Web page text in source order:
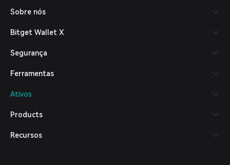
Español (Latinoamérica)
Italiano
Deutsch
繁體中文
Bahasa Indonesia
हिन्दी
Sobre nós
Bitget Wallet X
Segurança
Ferramentas
Ativos
Products
Recursos